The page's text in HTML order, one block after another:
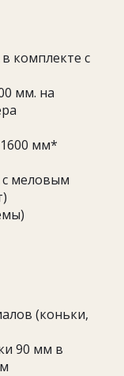
комплекте с
мм. на
мм*
меловым
(коньки,
90 мм в